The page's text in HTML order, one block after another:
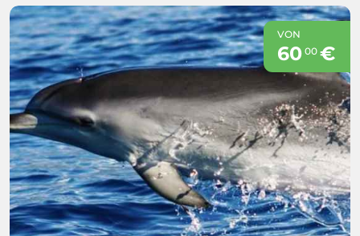
VON
60 00€